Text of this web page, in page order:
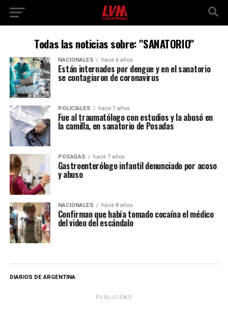
Todas las noticias sobre: "SANATORIO"
NACIONALES hace 6 años
Están internados por dengue y en el sanatorio
se contagiaron de coronavirus
POLICIALES hace 7 años
Fue al traumatólogo con estudios y la abusó en
la camilla, en sanatorio de Posadas
POSADAS hace 7 años
Gastroenterólogo infantil denunciado por acoso
y abuso
NACIONALES hace 8 años
Confirman que había tomado cocaína el médico
del video del escándalo
DIARIOS DE ARGENTINA
PUBLICIDAD